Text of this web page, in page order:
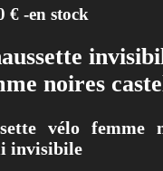
arrière
les enfiler
contre
85%
001
€ -en stock
noires
vélo femme
invisibile